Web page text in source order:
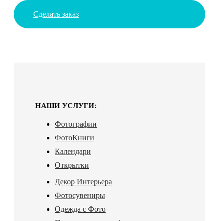
Сделать заказ
НАШИ УСЛУГИ:
Фотографии
ФотоКниги
Календари
Открытки
Декор Интерьера
Фотосувениры
Одежда с Фото